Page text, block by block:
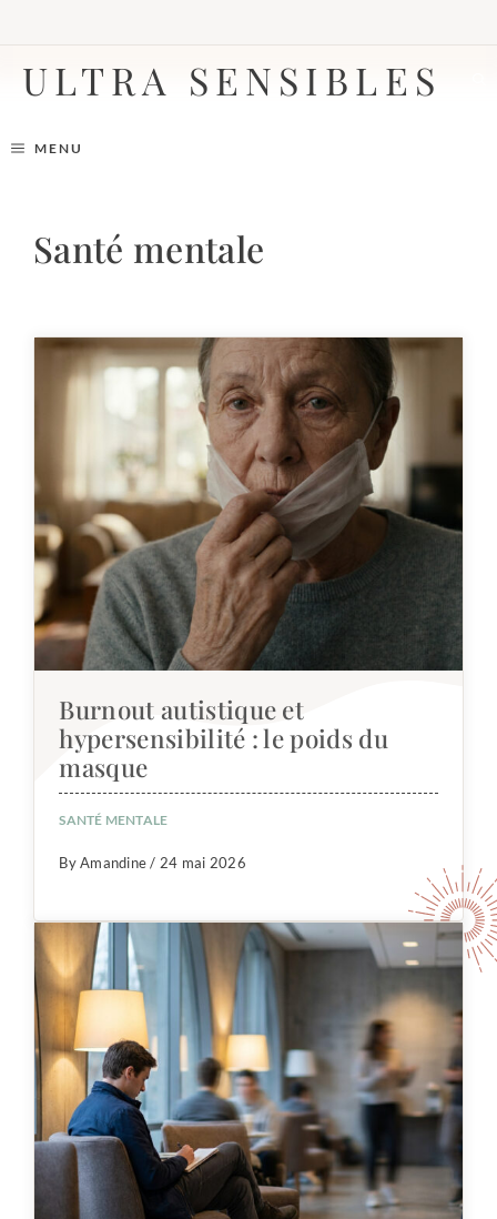
contenu
ULTRA SENSIBLES
MENU
Santé mentale
Burnout autistique et
hypersensibilité : le poids du
masque
SANTÉ MENTALE
By Amandine / 24 mai 2026